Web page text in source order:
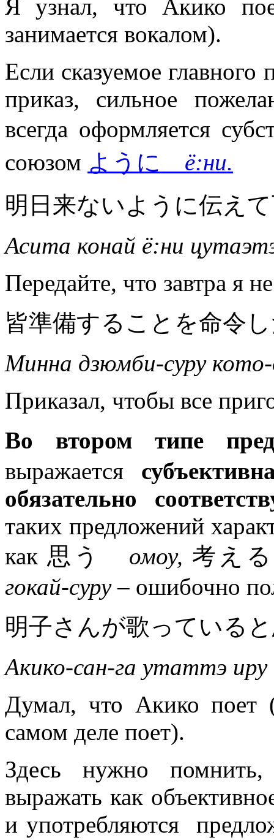
Я узнал, что Акико
занимается вокалом).
Если сказуемое
приказ, сильное
всегда оформляется
союзом ように ё:ни.
明日来ないように伝え
Асита конай ё:ни
Передайте, что завтра я
皆準備することを命令
Минна дзюмби-суру
Приказал, чтобы все
Во втором типе
выражается
обязательно
таких предложений
как 思う омоу, 考える
гокай-суру– ошибочно
明子さんが歌っている
Акико-сан-га утаттэ
Думал, что Акико поет
самом деле поет).
Здесь нужно
выражать как
и употребляются